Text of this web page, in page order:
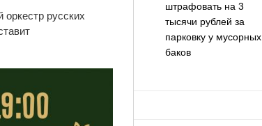
оркестр русских
штрафовать на 3
тысячи рублей за
парковку у мусорных
баков